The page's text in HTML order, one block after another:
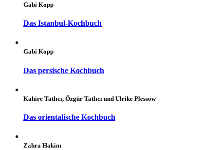
Gabi Kopp
Das Istanbul-Kochbuch
Gabi Kopp
Das persische Kochbuch
Kahire Tatlıcı, Özgür Tatlıcı und Ulrike Plessow
Das orientalische Kochbuch
Zahra Hakim